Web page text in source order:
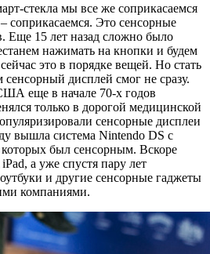
стекла мы все же соприкасаемся
соприкасаемся. Это сенсорные
Еще 15 лет назад сложно было
нажимать на кнопки и будем
это в порядке вещей. Но стать
дисплей смог не сразу.
еще в начале 70-х годов
только в дорогой медицинской
сенсорные дисплеи
вышла система Nintendo DS с
был сенсорным. Вскоре
а уже спустя пару лет
и другие сенсорные гаджеты
компаниями.